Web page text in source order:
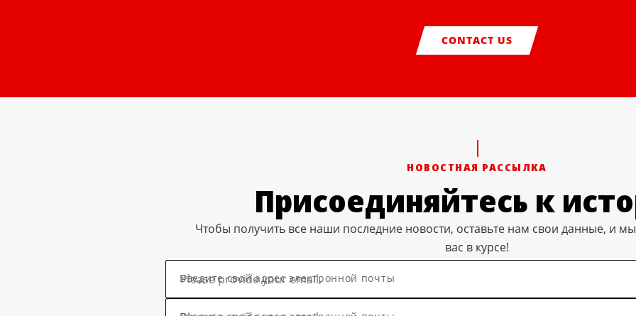
CONTACT US
НОВОСТНАЯ РАССЫЛКА
Присоединяйтесь к
Чтобы получить все наши последние новости, оставьте нам свои данные, и
вас в курсе!
Введите свой адрес электронной почты